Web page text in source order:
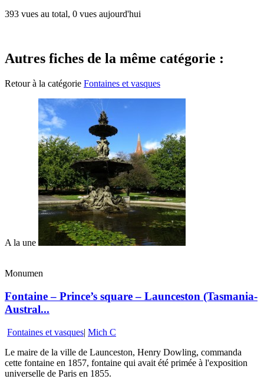
393 vues au total, 0 vues aujourd'hui
Autres fiches de la même catégorie :
Retour à la catégorie Fontaines et vasques
A la une
Monumen
Fontaine – Prince’s square – Launceston (Tasmania-
Austral...
Fontaines et vasques| Mich C
Le maire de la ville de Launceston, Henry Dowling, commanda
cette fontaine en 1857, fontaine qui avait été primée à l'exposition
universelle de Paris en 1855.